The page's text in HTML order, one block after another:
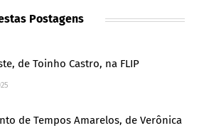
Postagens
de Toinho Castro, na FLIP
de Tempos Amarelos, de Verônica